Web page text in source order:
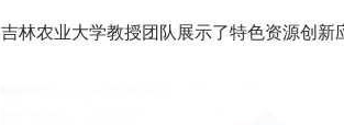
吉林农业大学教授团队展示了特色资源创新